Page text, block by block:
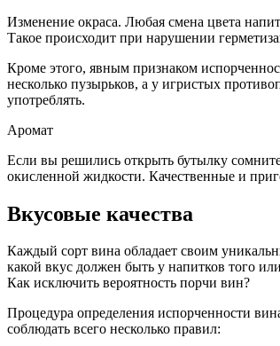
Изменение окраса. Любая смена цвета
Такое происходит при нарушении
Кроме этого, явным признаком
несколько пузырьков, а у игристых
употреблять.
Аромат
Если вы решились открыть бутылку
окисленной жидкости. Качественные и
Вкусовые качества
Каждый сорт вина обладает своим
какой вкус должен быть у напитков того
Как исключить вероятность порчи вин?
Процедура определения испорченности
соблюдать всего несколько правил: